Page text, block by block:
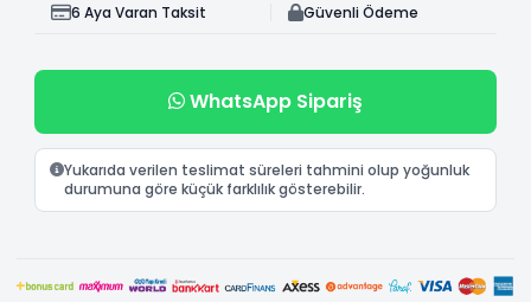
6 Aya Varan Taksit Güvenli Ödeme
WhatsApp Sipariş
Yukarıda verilen teslimat süreleri tahmini olup yoğunluk
durumuna göre küçük farklılık gösterebilir.